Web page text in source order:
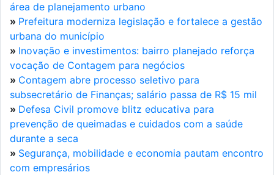
área de planejamento urbano
» Prefeitura moderniza legislação e fortalece a gestão
urbana do município
» Inovação e investimentos: bairro planejado reforça
vocação de Contagem para negócios
» Contagem abre processo seletivo para
subsecretário de Finanças; salário passa de R$ 15 mil
» Defesa Civil promove blitz educativa para
prevenção de queimadas e cuidados com a saúde
durante a seca
» Segurança, mobilidade e economia pautam encontro
com empresários